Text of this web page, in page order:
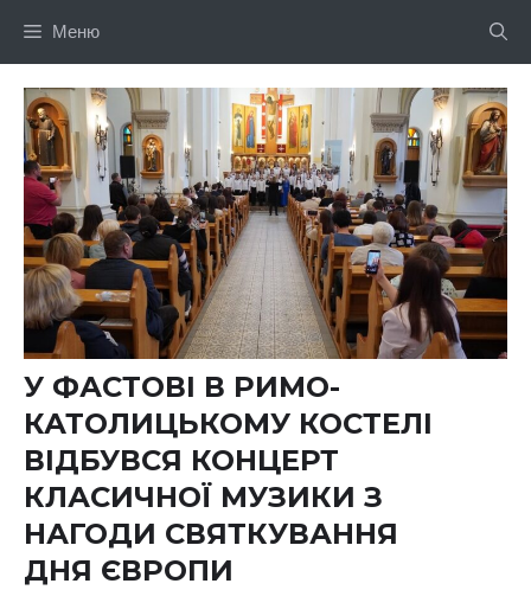
Меню
У ФАСТОВІ В РИМО-
КАТОЛИЦЬКОМУ КОСТЕЛІ
ВІДБУВСЯ КОНЦЕРТ
КЛАСИЧНОЇ МУЗИКИ З
НАГОДИ СВЯТКУВАННЯ
ДНЯ ЄВРОПИ